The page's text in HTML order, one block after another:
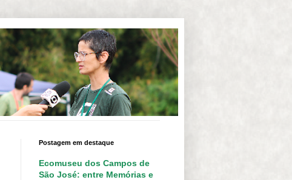
Postagem em destaque
Ecomuseu dos Campos de
São José: entre Memórias e